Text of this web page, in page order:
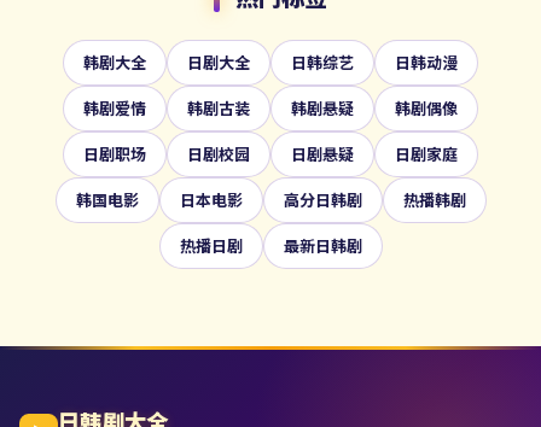
韩剧大全 日剧大全 日韩综艺
日韩动漫
韩剧爱情
韩剧古装 韩剧悬疑
韩剧偶像
日剧职场
日剧校园 日剧悬疑
日剧家庭
韩国电影
日本电影 高分日韩剧
热播韩剧
热播日剧
最新日韩剧